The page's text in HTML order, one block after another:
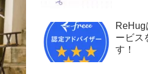
ReHug
ービス
す！